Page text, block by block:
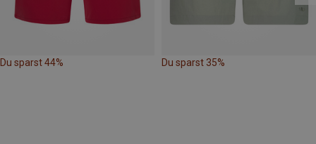
Du sparst 44% Du sparst 35%